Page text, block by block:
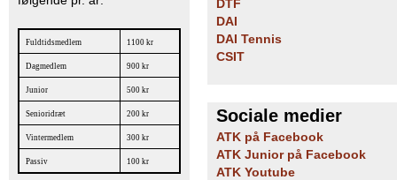
Fuldtidsmedlem 1100 kr
Dagmedlem 900 kr
Junior 500 kr
Senioridræt 200 kr
Vintermedlem 300 kr
Passiv 100 kr
DTF
DAI
DAI Tennis
CSIT
Sociale medier
ATK på Facebook
ATK Junior på Facebook
ATK Youtube